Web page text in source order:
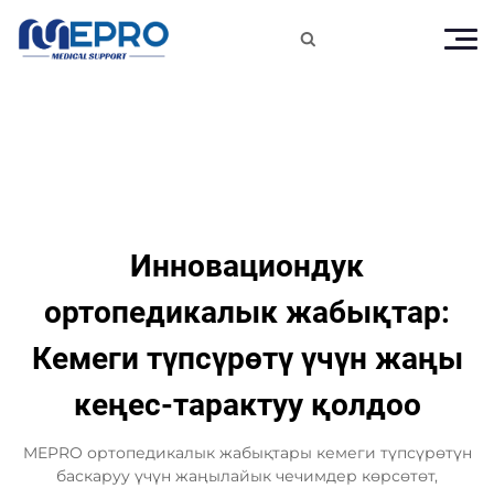

Инновациондук
ортопедикалык жабықтар:
Кемеги түпсүрөтү үчүн жаңы
кеңес-тарактуу қолдоо
MEPRO ортопедикалык жабықтары кемеги түпсүрөтүн
баскаруу үчүн жаңылайык чечимдер көрсөтөт,